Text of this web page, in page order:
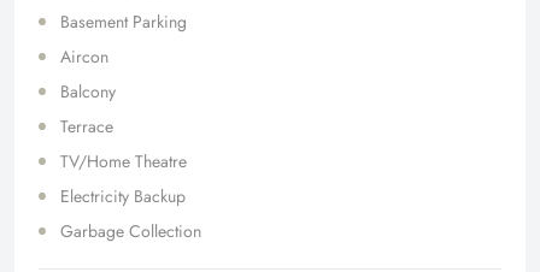
Basement Parking
Aircon
Balcony
Terrace
TV/Home Theatre
Electricity Backup
Garbage Collection